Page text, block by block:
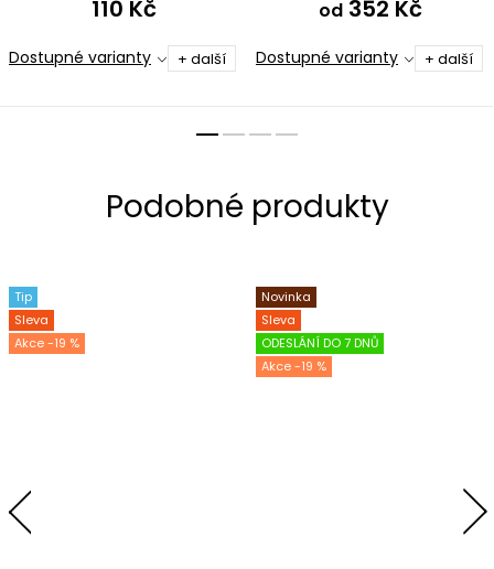
110 Kč
Dostupné varianty + další
od 352 Kč
Dostupné varianty + další
Tip
Sleva
-19 %
Novinka
Sleva
ODESLÁNÍ DO 7 DNŮ
-19 %